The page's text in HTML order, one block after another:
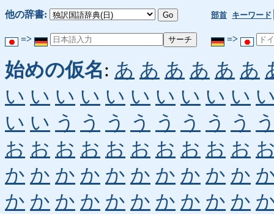
他の辞書: 部首 キーワード
=> =>
始めの仮名: あ あ あ あ あ あ
い い い い い い い い い い
い い う う う う う う う う
お お お お お お お お お お
か か か か か か か か か か
か か か か か か か か か か